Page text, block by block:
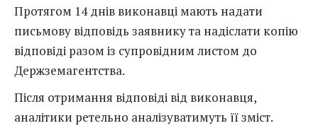
Протягом 14 днів виконавці мають надати
письмову відповідь заявнику та надіслати копію
відповіді разом із супровідним листом до
Держземагентства.
Після отримання відповіді від виконавця,
аналітики ретельно аналізуватимуть її зміст.